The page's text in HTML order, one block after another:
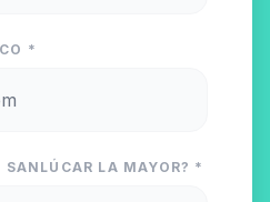
*
LA MAYOR? *